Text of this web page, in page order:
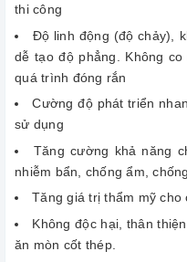
thi công
Độ linh động (độ chảy),
dễ tạo độ phẳng. Không
quá trình đóng rắn
Cường độ phát triển
sử dụng
Tăng cường khả năng
nhiễm bẩn, chống ẩm,
Tăng giá trị thẩm mỹ cho
Không độc hại, thân
ăn mòn cốt thép.